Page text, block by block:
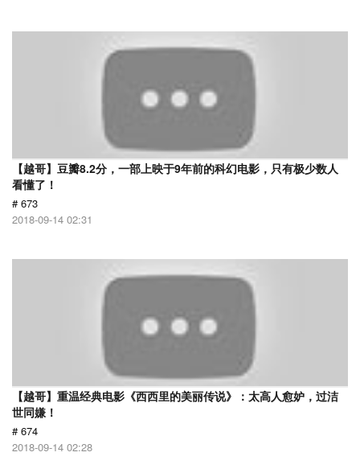
【越哥】豆瓣8.2分，一部上映于9年前的科幻电影，只有极少数人
看懂了！
# 673
2018-09-14 02:31
【越哥】重温经典电影《西西里的美丽传说》：太高人愈妒，过洁
世同嫌！
# 674
2018-09-14 02:28